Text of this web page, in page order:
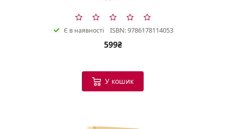
Є в наявності ISBN: 9786178114053
599₴
У кошик